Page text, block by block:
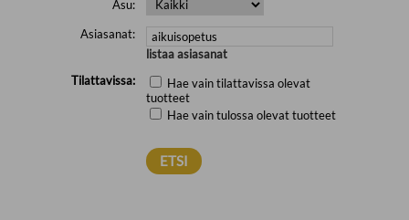
Asu:
Asiasanat:
listaa asiasanat
Tilattavissa:
Hae vain tilattavissa olevat
tuotteet
Hae vain tulossa olevat tuotteet